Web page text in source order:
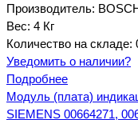
Производитель:
Вес: 4 Кг
Количество на складе:
Уведомить о наличии?
Подробнее
Модуль (плата)
SIEMENS 00664271,